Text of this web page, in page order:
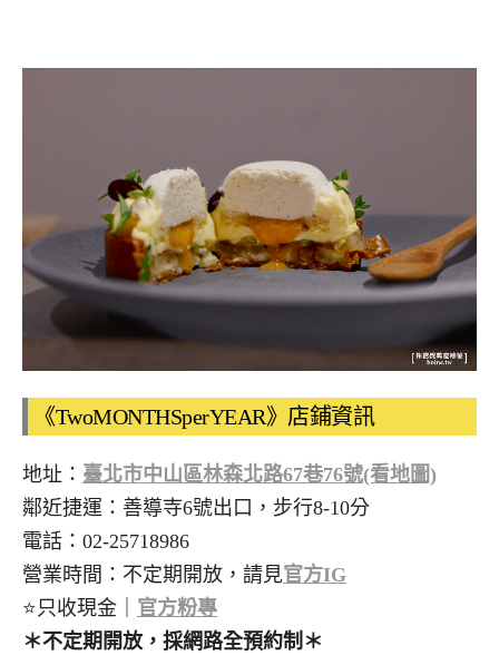
《TwoMONTHSperYEAR》店鋪資訊
地址： 臺北市中山區林森北路67巷76號(看地圖)
鄰近捷運：善導寺6號出口，步行8-10分
電話：02-25718986
營業時間：不定期開放，請見官方IG
⭐只收現金｜ 官方粉專
＊不定期開放，採網路全預約制＊